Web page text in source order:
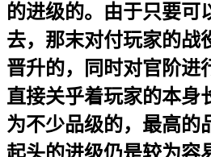
的进级的。由于只要可
去，那末对付玩家的战
晋升的，同时对官阶进
直接关乎着玩家的本身
为不少品级的，最高的